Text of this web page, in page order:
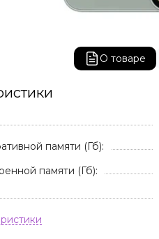
О товаре
памяти (Гб):
памяти (Гб):